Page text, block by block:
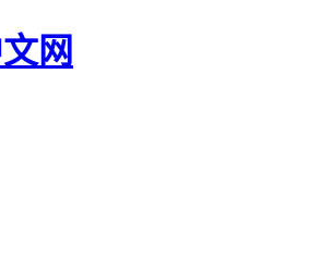
网